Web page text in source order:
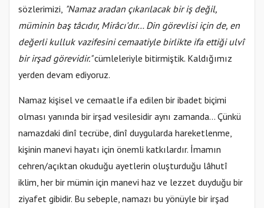
sözlerimizi, "Namaz aradan çıkarılacak bir iş değil,
müminin baş tâcıdır, Mirâcı'dır… Din görevlisi için de, en
değerli kulluk vazifesini cemaatiyle birlikte ifa ettiği ulvî
bir irşad görevidir."cümleleriyle bitirmiştik. Kaldığımız
yerden devam ediyoruz.
Namaz kişisel ve cemaatle ifa edilen bir ibadet biçimi
olması yanında bir irşad vesilesidir aynı zamanda… Çünkü
namazdaki dinî tecrübe, dinî duygularda hareketlenme,
kişinin manevi hayatı için önemli katkılardır. İmamın
cehren/açıktan okuduğu ayetlerin oluşturduğu lâhutî
iklim, her bir mümin için manevi haz ve lezzet duyduğu bir
ziyafet gibidir. Bu sebeple, namazı bu yönüyle bir irşad